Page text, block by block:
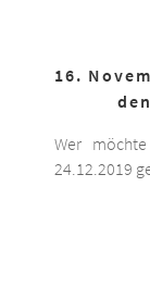
16.
Wer
24.12.2019